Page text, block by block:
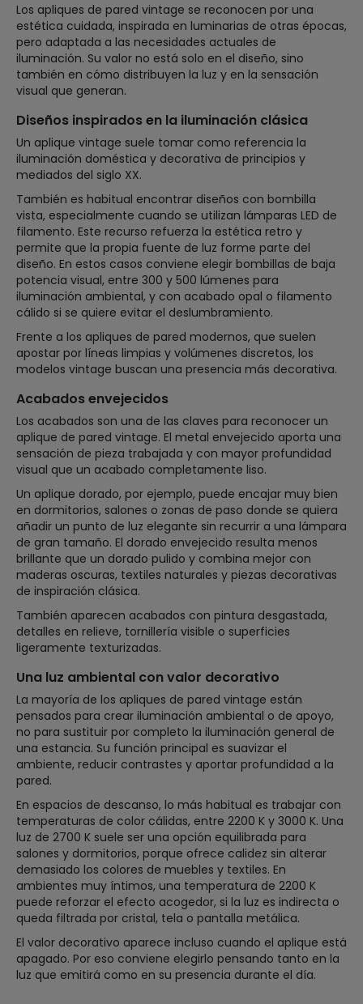
Los apliques de pared vintage se reconocen por una
estética cuidada, inspirada en luminarias de otras épocas,
pero adaptada a las necesidades actuales de
iluminación. Su valor no está solo en el diseño, sino
también en cómo distribuyen la luz y en la sensación
visual que generan.
Diseños inspirados en la iluminación clásica
Un aplique vintage suele tomar como referencia la
iluminación doméstica y decorativa de principios y
mediados del siglo XX.
También es habitual encontrar diseños con bombilla
vista, especialmente cuando se utilizan lámparas LED de
filamento. Este recurso refuerza la estética retro y
permite que la propia fuente de luz forme parte del
diseño. En estos casos conviene elegir bombillas de baja
potencia visual, entre 300 y 500 lúmenes para
iluminación ambiental, y con acabado opal o filamento
cálido si se quiere evitar el deslumbramiento.
Frente a los apliques de pared modernos, que suelen
apostar por líneas limpias y volúmenes discretos, los
modelos vintage buscan una presencia más decorativa.
Acabados envejecidos
Los acabados son una de las claves para reconocer un
aplique de pared vintage. El metal envejecido aporta una
sensación de pieza trabajada y con mayor profundidad
visual que un acabado completamente liso.
Un aplique dorado, por ejemplo, puede encajar muy bien
en dormitorios, salones o zonas de paso donde se quiera
añadir un punto de luz elegante sin recurrir a una lámpara
de gran tamaño. El dorado envejecido resulta menos
brillante que un dorado pulido y combina mejor con
maderas oscuras, textiles naturales y piezas decorativas
de inspiración clásica.
También aparecen acabados con pintura desgastada,
detalles en relieve, tornillería visible o superficies
ligeramente texturizadas.
Una luz ambiental con valor decorativo
La mayoría de los apliques de pared vintage están
pensados para crear iluminación ambiental o de apoyo,
no para sustituir por completo la iluminación general de
una estancia. Su función principal es suavizar el
ambiente, reducir contrastes y aportar profundidad a la
pared.
En espacios de descanso, lo más habitual es trabajar con
temperaturas de color cálidas, entre 2200 K y 3000 K. Una
luz de 2700 K suele ser una opción equilibrada para
salones y dormitorios, porque ofrece calidez sin alterar
demasiado los colores de muebles y textiles. En
ambientes muy íntimos, una temperatura de 2200 K
puede reforzar el efecto acogedor, si la luz es indirecta o
queda filtrada por cristal, tela o pantalla metálica.
El valor decorativo aparece incluso cuando el aplique está
apagado. Por eso conviene elegirlo pensando tanto en la
luz que emitirá como en su presencia durante el día.